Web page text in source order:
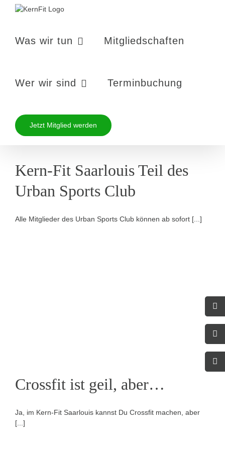
Was wir tun Mitgliedschaften
Wer wir sind Terminbuchung
Jetzt Mitglied werden
Kern-Fit Saarlouis Teil des
Urban Sports Club
Alle Mitglieder des Urban Sports Club können ab sofort [...]
Crossfit ist geil, aber…
Ja, im Kern-Fit Saarlouis kannst Du Crossfit machen, aber
[...]